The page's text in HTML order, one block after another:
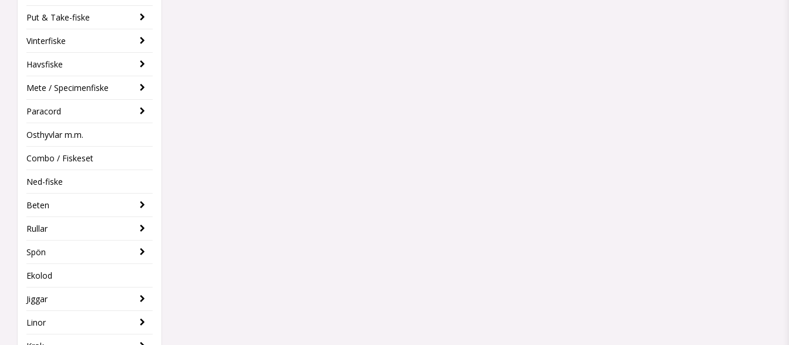
Put & Take-fiske
Vinterfiske
Havsfiske
Mete / Specimenfiske
Paracord
Osthyvlar m.m.
Combo / Fiskeset
Ned-fiske
Beten
Rullar
Spön
Ekolod
Jiggar
Linor